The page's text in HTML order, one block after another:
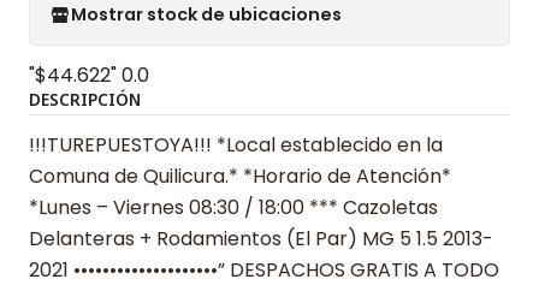
Mostrar stock de ubicaciones
"$44.622"0.0
DESCRIPCIÓN
!!!TUREPUESTOYA!!! *Local establecido en la
Comuna de Quilicura.* *Horario de Atención*
*Lunes – Viernes 08:30 / 18:00 *** Cazoletas
Delanteras + Rodamientos (El Par) MG 5 1.5 2013-
2021 ••••••••••••••••••••” DESPACHOS GRATIS A TODO